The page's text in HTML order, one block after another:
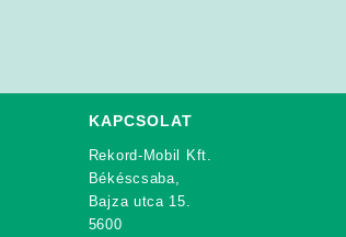
KAPCSOLAT
Rekord-Mobil Kft.
Békéscsaba,
Bajza utca 15.
5600